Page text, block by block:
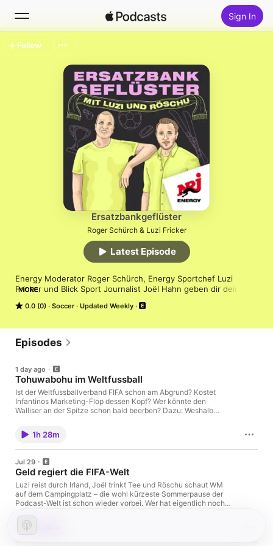
Sign In
Top Charts
Ersatzbankgeflüster
Roger Schürch & Luzi Fricker
0.0 (0) Soccer Updated Weekly
Energy Moderator Roger Schürch, Energy Sportchef Luzi
Fricker und Blick Sport Journalist Joël Hahn geben dir deine
Talk direkt von der Ersatzbank.
MORE
Latest Episode
Follow
Episodes
1 day ago
Tohuwabohu im Weltfussball
Ist der Weltfussballverband FIFA schon am Abgrund? Kostet
Infantinos Marketing-Flop dessen Kopf? Wer könnte den
Walliser an der Spitze schon bald beerben? Dazu: Weshalb
aktuell an der Transferfront und weshalb verliert der aktuelle
Meister der Super League seinen Sportchef wirklich?
1h 28m
Jul 29
Geld regiert die FIFA-Welt
Luzi reist durch Irland, Joël trinkt Tee und Röschu schaut WM
auf dem Campingplatz – die wohl kürzeste Sommerpause der
Podcast-Welt ist schon wieder vorbei. Wer hat eigentlich noch
FIFA köcheln schon am nächsten Fussball-Skandal – wieso
tragen wir unseren geliebten Fussball gerade zu Grabe? Welche
Tendenzen lassen sich aus der ersten Super-League-Runde